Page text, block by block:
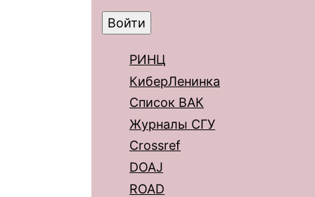
РИНЦ
КиберЛенинка
Список ВАК
Журналы СГУ
Crossref
DOAJ
ROAD